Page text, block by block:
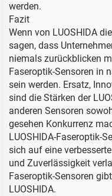
werden.
Fazit
Wenn von LUOSHIDA
sagen, dass
niemals zurückblicken
Faseroptik-Sensoren in
sein werden. Ersatz,
sind die Stärken der
anderen Sensoren
gesehen Konkurrenz
LUOSHIDA-Faseroptik-
sich auf eine
und Zuverlässigkeit
Faseroptik-Sensoren
LUOSHIDA.